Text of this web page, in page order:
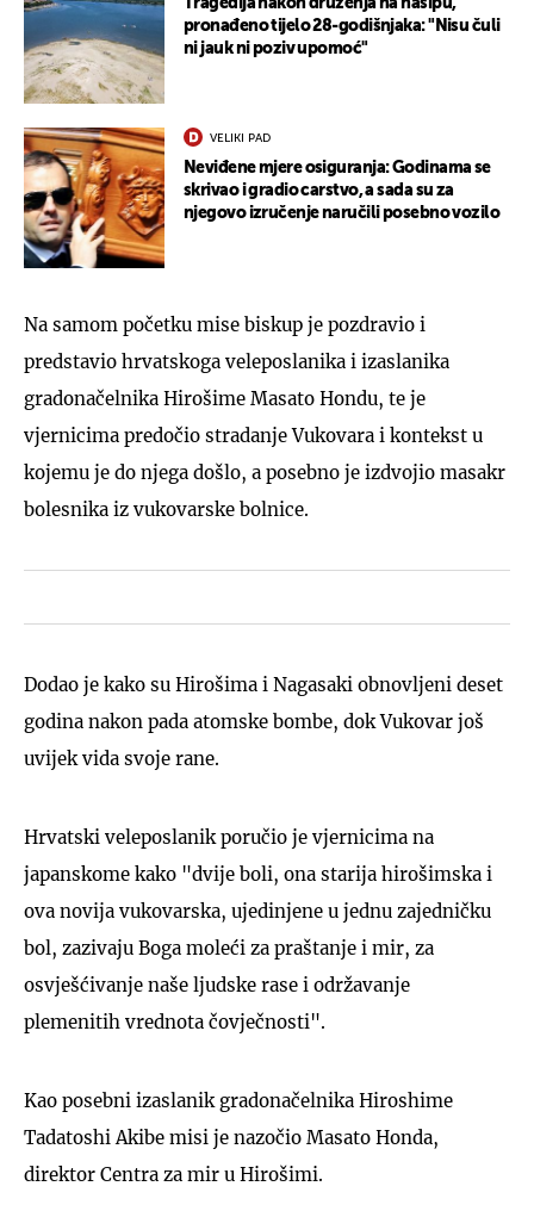
pronađeno tijelo 28-godišnjaka: "Nisu čuli
ni jauk ni poziv upomoć"
VELIKI PAD
Neviđene mjere osiguranja: Godinama se
skrivao i gradio carstvo, a sada su za
njegovo izručenje naručili posebno vozilo
Na samom početku mise biskup je pozdravio i
predstavio hrvatskoga veleposlanika i izaslanika
gradonačelnika Hirošime Masato Hondu, te je
vjernicima predočio stradanje Vukovara i kontekst u
kojemu je do njega došlo, a posebno je izdvojio masakr
bolesnika iz vukovarske bolnice.
Dodao je kako su Hirošima i Nagasaki obnovljeni deset
godina nakon pada atomske bombe, dok Vukovar još
uvijek vida svoje rane.
Hrvatski veleposlanik poručio je vjernicima na
japanskome kako "dvije boli, ona starija hirošimska i
ova novija vukovarska, ujedinjene u jednu zajedničku
bol, zazivaju Boga moleći za praštanje i mir, za
osvješćivanje naše ljudske rase i održavanje
plemenitih vrednota čovječnosti".
Kao posebni izaslanik gradonačelnika Hiroshime
Tadatoshi Akibe misi je nazočio Masato Honda,
direktor Centra za mir u Hirošimi.